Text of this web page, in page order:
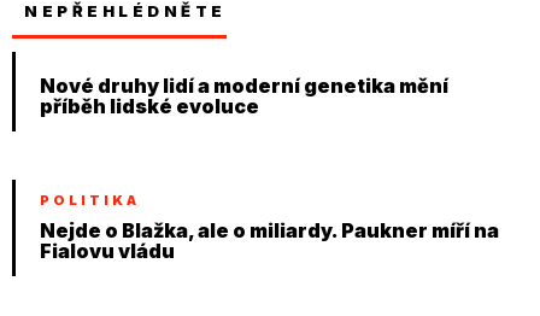
NEPŘEHLÉDNĚTE
Nové druhy lidí a moderní genetika mění
příběh lidské evoluce
POLITIKA
Nejde o Blažka, ale o miliardy. Paukner míří na
Fialovu vládu